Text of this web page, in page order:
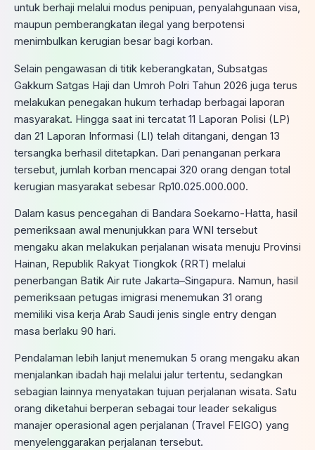
untuk berhaji melalui modus penipuan, penyalahgunaan visa,
maupun pemberangkatan ilegal yang berpotensi
menimbulkan kerugian besar bagi korban.
Selain pengawasan di titik keberangkatan, Subsatgas
Gakkum Satgas Haji dan Umroh Polri Tahun 2026 juga terus
melakukan penegakan hukum terhadap berbagai laporan
masyarakat. Hingga saat ini tercatat 11 Laporan Polisi (LP)
dan 21 Laporan Informasi (LI) telah ditangani, dengan 13
tersangka berhasil ditetapkan. Dari penanganan perkara
tersebut, jumlah korban mencapai 320 orang dengan total
kerugian masyarakat sebesar Rp10.025.000.000.
Dalam kasus pencegahan di Bandara Soekarno-Hatta, hasil
pemeriksaan awal menunjukkan para WNI tersebut
mengaku akan melakukan perjalanan wisata menuju Provinsi
Hainan, Republik Rakyat Tiongkok (RRT) melalui
penerbangan Batik Air rute Jakarta–Singapura. Namun, hasil
pemeriksaan petugas imigrasi menemukan 31 orang
memiliki visa kerja Arab Saudi jenis single entry dengan
masa berlaku 90 hari.
Pendalaman lebih lanjut menemukan 5 orang mengaku akan
menjalankan ibadah haji melalui jalur tertentu, sedangkan
sebagian lainnya menyatakan tujuan perjalanan wisata. Satu
orang diketahui berperan sebagai tour leader sekaligus
manajer operasional agen perjalanan (Travel FEIGO) yang
menyelenggarakan perjalanan tersebut.